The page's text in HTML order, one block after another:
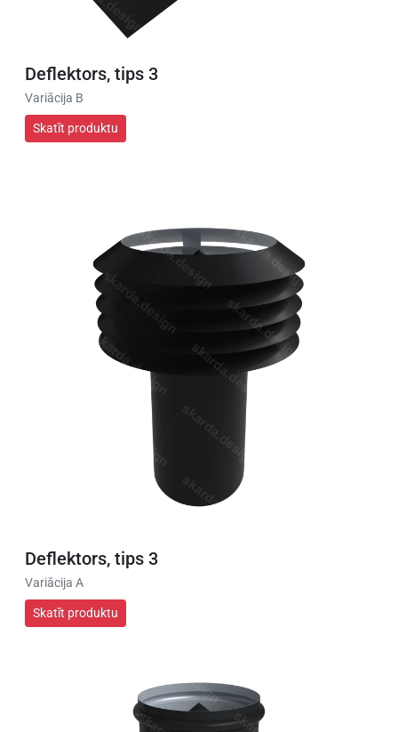
Deflektors, tips 3
Variācija B
Skatīt produktu
Deflektors, tips 3
Variācija A
Skatīt produktu